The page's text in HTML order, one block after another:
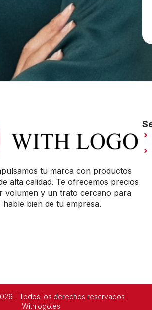
tu marca con productos
alta calidad. Te ofrecemos precios
volumen y un trato cercano para
hable bien de tu empresa.
| Todos los derechos reservados |
Withlogo.es